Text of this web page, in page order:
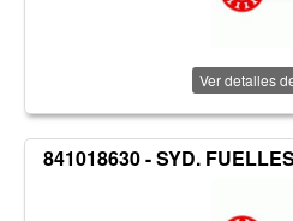
Ver detalles
841018630 - SYD.